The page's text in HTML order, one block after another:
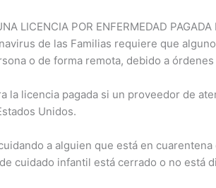
LICENCIA POR ENFERMEDAD PAGADA
de las Familias requiere que
o de forma remota, debido a
la licencia pagada si un proveedor de
Unidos.
a alguien que está en
cuidado infantil está cerrado o no está